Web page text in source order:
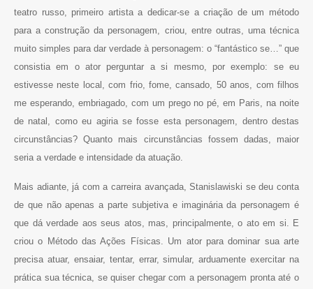
teatro russo, primeiro artista a dedicar-se a criação de um método
para a construção da personagem, criou, entre outras, uma técnica
muito simples para dar verdade à personagem: o “fantástico se…” que
consistia em o ator perguntar a si mesmo, por exemplo: se eu
estivesse neste local, com frio, fome, cansado, 50 anos, com filhos
me esperando, embriagado, com um prego no pé, em Paris, na noite
de natal, como eu agiria se fosse esta personagem, dentro destas
circunstâncias? Quanto mais circunstâncias fossem dadas, maior
seria a verdade e intensidade da atuação.
Mais adiante, já com a carreira avançada, Stanislawiski se deu conta
de que não apenas a parte subjetiva e imaginária da personagem é
que dá verdade aos seus atos, mas, principalmente, o ato em si. E
criou o Método das Ações Físicas. Um ator para dominar sua arte
precisa atuar, ensaiar, tentar, errar, simular, arduamente exercitar na
prática sua técnica, se quiser chegar com a personagem pronta até o